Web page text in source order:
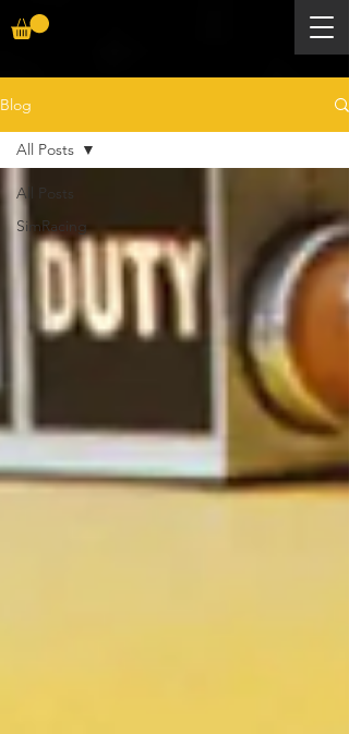
Blog
All Posts
SimRacing
All Posts